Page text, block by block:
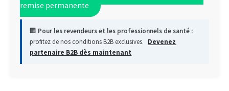
remise permanente
🏢 Pour les revendeurs et les professionnels de santé :
profitez de nos conditions B2B exclusives. Devenez
partenaire B2B dès maintenant